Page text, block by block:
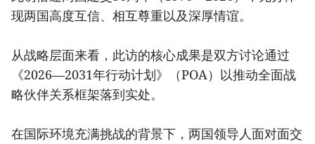
现两国高度互信、相互尊重以及深厚情谊。
从战略层面来看，此访的核心成果是双方讨论通过
《2026—2031年行动计划》（POA）以推动全面战
略伙伴关系框架落到实处。
在国际环境充满挑战的背景下，两国领导人面对面交